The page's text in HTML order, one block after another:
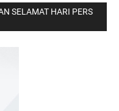
SELAMAT HARI PERS